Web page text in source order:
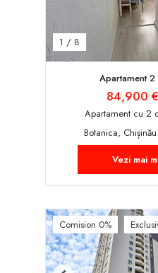
1 / 8
Apartament
84,900 €
Apartament cu 2
Botanica, Chișinău
Vezi mai
Comision 0%